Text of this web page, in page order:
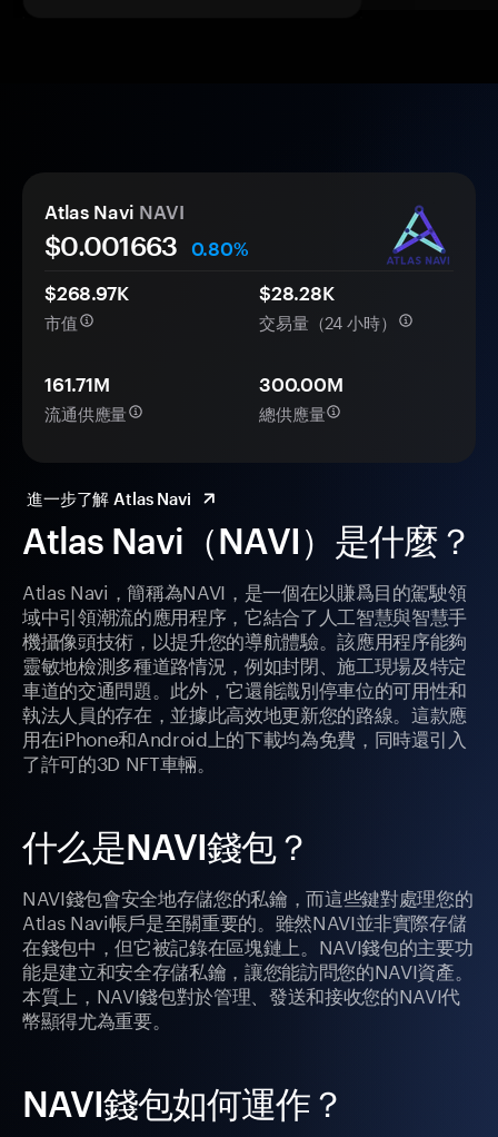
Atlas Navi（NAVI）是什麼？
Atlas Navi，簡稱為NAVI，是一個在以賺爲目的駕駛領
域中引領潮流的應用程序，它結合了人工智慧與智慧手
機攝像頭技術，以提升您的導航體驗。該應用程序能夠
靈敏地檢測多種道路情況，例如封閉、施工現場及特定
車道的交通問題。此外，它還能識別停車位的可用性和
執法人員的存在，並據此高效地更新您的路線。這款應
用在iPhone和Android上的下載均為免費，同時還引入
了許可的3D NFT車輛。
什么是NAVI錢包？
NAVI錢包會安全地存儲您的私鑰，而這些鍵對處理您的
Atlas Navi帳戶是至關重要的。雖然NAVI並非實際存儲
在錢包中，但它被記錄在區塊鏈上。NAVI錢包的主要功
能是建立和安全存儲私鑰，讓您能訪問您的NAVI資產。
本質上，NAVI錢包對於管理、發送和接收您的NAVI代
幣顯得尤為重要。
NAVI錢包如何運作？
Atlas Navi NAVI
$0.001663
0.80%
$268.97K
市值
$28.28K
交易量（24 小時）
161.71M
流通供應量
300.00M
總供應量
進一步了解 Atlas Navi